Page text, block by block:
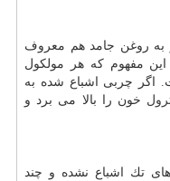
به روغن جامد هم معروف
مفهوم كه هر مولكول
اگر چربی اشباع شده به
خون را بالا می برد و
تك اشباع نشده و چند